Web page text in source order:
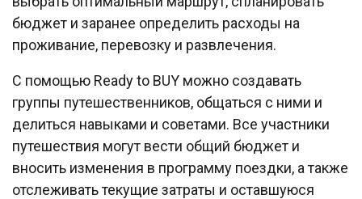
бюджет и заранее определить расходы на
проживание, перевозку и развлечения.
С помощью Ready to BUY можно создавать
группы путешественников, общаться с ними и
делиться навыками и советами. Все участники
путешествия могут вести общий бюджет и
вносить изменения в программу поездки, а также
отслеживать текущие затраты и оставшуюся